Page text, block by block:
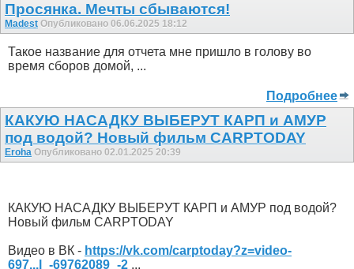
Просянка. Мечты сбываются!
Madest Опубликовано 06.06.2025 18:12
Такое название для отчета мне пришло в голову во
время сборов домой, ...
Подробнее
КАКУЮ НАСАДКУ ВЫБЕРУТ КАРП и АМУР
под водой? Новый фильм CARPTODAY
Eroha Опубликовано 02.01.2025 20:39
КАКУЮ НАСАДКУ ВЫБЕРУТ КАРП и АМУР под водой?
Новый фильм CARPTODAY
Видео в ВК - https://vk.com/carptoday?z=video-
697...l_-69762089_-2 ...